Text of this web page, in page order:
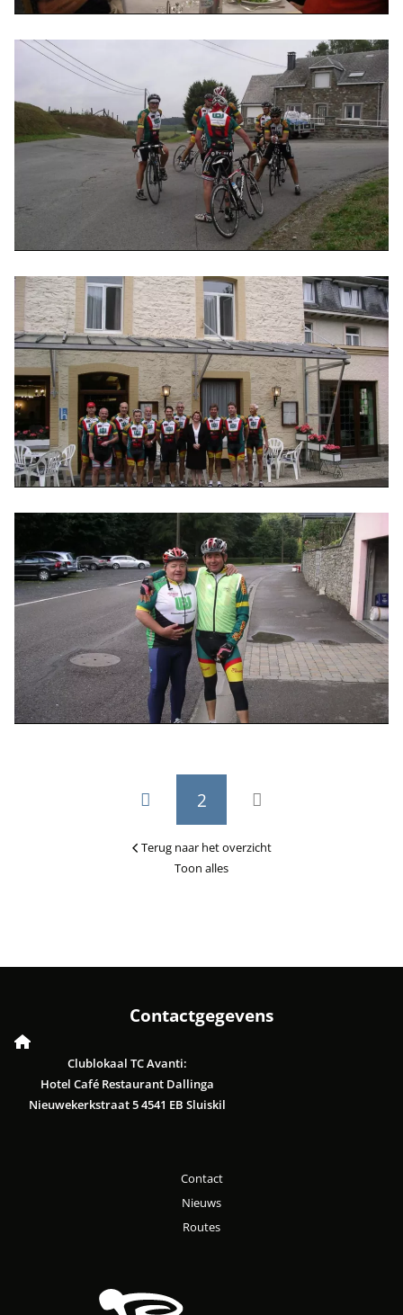
Terug naar het overzicht
2
Toon alles
Contactgegevens
Clublokaal TC Avanti:
Hotel Café Restaurant Dallinga
Nieuwekerkstraat 5 4541 EB Sluiskil
Contact
Nieuws
Routes